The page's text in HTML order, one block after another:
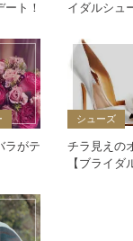
ト！
イダルシュ
ラがテ
シューズ
チラ見えの
【ブライダ